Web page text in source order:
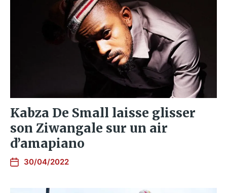
Kabza De Small laisse glisser
son Ziwangale sur un air
d’amapiano
30/04/2022